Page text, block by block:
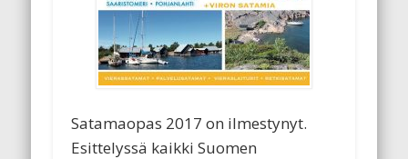
Satamaopas 2017 on ilmestynyt.
Esittelyssä kaikki Suomen